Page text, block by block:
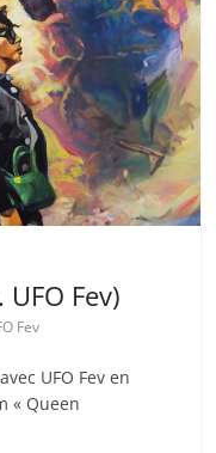
Fev)
Fev
UFO Fev en
« Queen